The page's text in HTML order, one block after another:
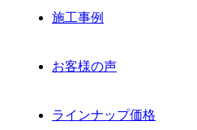
施工事例
お客様の声
ラインナップ価格